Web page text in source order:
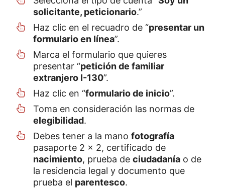
solicitante, peticionario.”
Haz clic en el recuadro de “presentar un
formulario en línea”.
Marca el formulario que quieres
presentar “petición de familiar
extranjero I-130”.
Haz clic en “formulario de inicio”.
Toma en consideración las normas de
elegibilidad.
Debes tener a la mano fotografía
pasaporte 2 x 2, certificado de
nacimiento, prueba de ciudadanía o de
la residencia legal y documento que
prueba el parentesco.